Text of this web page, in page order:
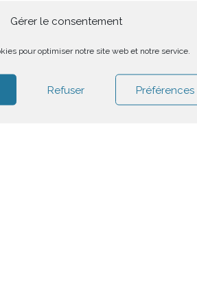
Gérer le consentement
pour optimiser notre site web et notre service.
Refuser Préférences